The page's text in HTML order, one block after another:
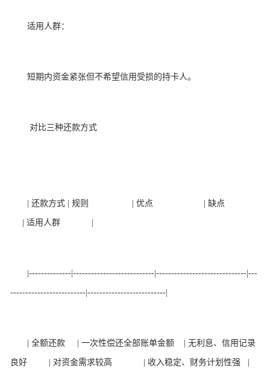
适用人群：
短期内资金紧张但不希望信用受损的持卡人。
对比三种还款方式
| 还款方式 | 规则 | 优点 | 缺点
| 适用人群 |
|--------------|---------------------------|------------------------------|---
-------------------------|--------------------------|
| 全额还款 | 一次性偿还全部账单金额 | 无利息、信用记录
良好 | 对资金需求较高 | 收入稳定、财务计划性强 |